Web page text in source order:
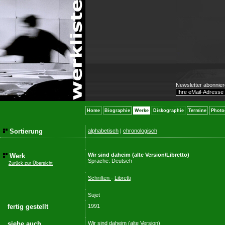
Newsletter
Home Biographie Werke Diskographie Termine
Sortierung alphabetisch | chronologisch
Werk
Zurück zur Übersicht
Wir sind daheim (alte Version/Libretto)
Sprache: Deutsch
Schriften - Libretti
Sujet
fertig gestellt 1991
Wir sind daheim (alte Version)